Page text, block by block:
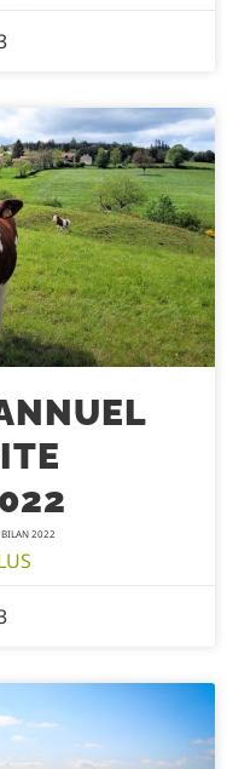
BILAN 2022